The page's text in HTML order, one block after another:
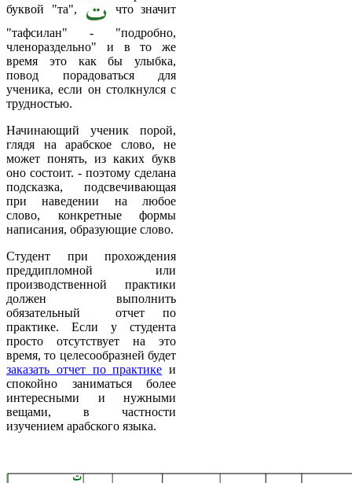
буквой "та",
что значит
"тафсилан" - "подробно,
членораздельно" и в то же
время это как бы улыбка,
повод порадоваться для
ученика, если он столкнулся с
трудностью.
Начинающий ученик порой,
глядя на арабское слово, не
может понять, из каких букв
оно состоит. - поэтому сделана
подсказка, подсвечивающая
при наведении на любое
слово, конкретные формы
написания, образующие слово.
Студент при прохождения
преддипломной или
производственной практики
должен выполнить
обязательный отчет по
практике. Если у студента
просто отсутствует на это
время, то целесообразней будет
заказать отчет по практике и
спокойно заниматься более
интересными и нужными
вещами, в частности
изучением арабского языка.